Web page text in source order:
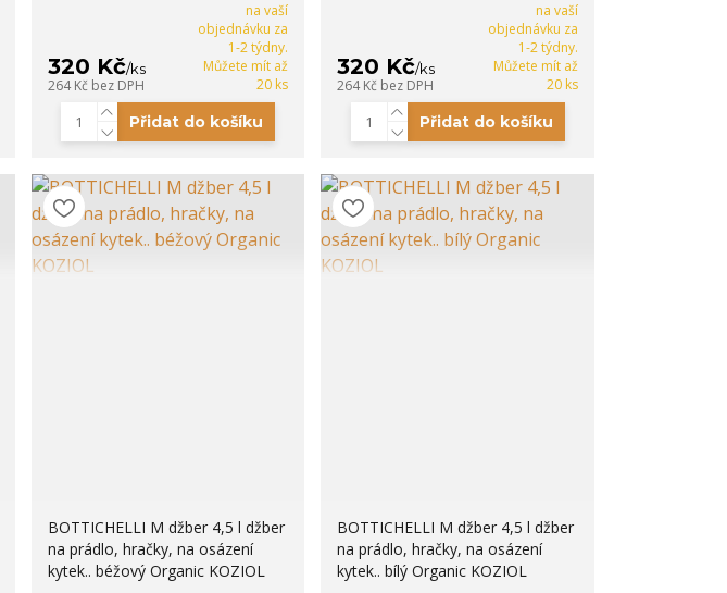
320 Kč/ks
264 Kč bez DPH
na vaší
objednávku za
1-2 týdny.
Můžete mít až
20 ks
Přidat do košíku
320 Kč/ks
264 Kč bez DPH
na vaší
objednávku za
1-2 týdny.
Můžete mít až
20 ks
Přidat do košíku
BOTTICHELLI M džber 4,5 l džber
na prádlo, hračky, na osázení
kytek.. béžový Organic KOZIOL
BOTTICHELLI M džber 4,5 l džber
na prádlo, hračky, na osázení
kytek.. bílý Organic KOZIOL